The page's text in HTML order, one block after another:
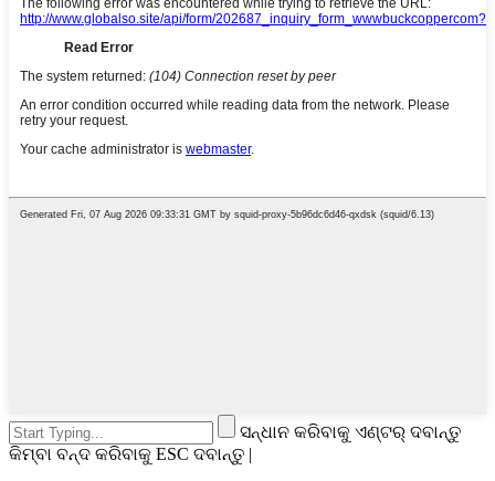
ସନ୍ଧାନ କରିବାକୁ ଏଣ୍ଟର୍ ଦବାନ୍ତୁ
କିମ୍ବା ବନ୍ଦ କରିବାକୁ ESC ଦବାନ୍ତୁ |